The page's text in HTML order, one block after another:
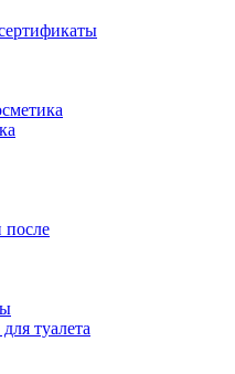
после
туалета